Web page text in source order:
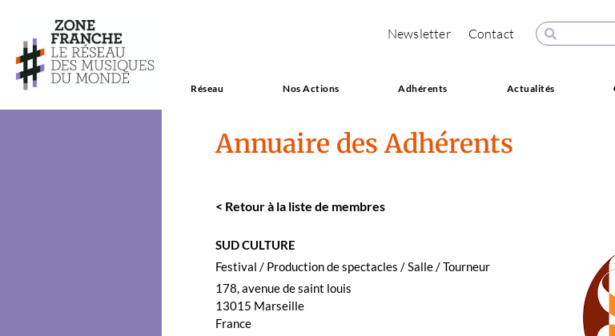
Newsletter Contact
Réseau Nos Actions Adhérents Actualités
Annuaire des Adhérents
< Retour à la liste de mem­bres
SUD CULTURE
Fes­ti­val / Pro­duc­tion de spec­ta­cles / Salle / Tourneur
178, avenue de saint louis
13015 Mar­seille
France